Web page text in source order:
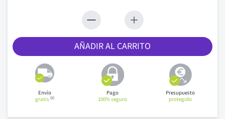
AÑADIR AL CARRITO
Envío
gratis(1)
Pago
100% seguro
Presupuesto
protegido